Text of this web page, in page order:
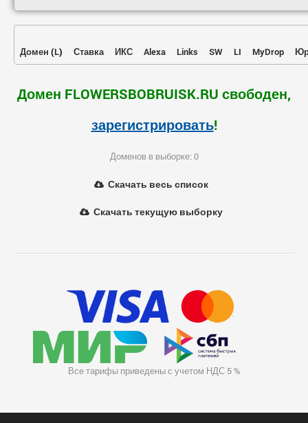
Домен (L) Ставка ИКС Alexa Links SW LI MyDrop
Домен FLOWERSBOBRUISK.RU свободен,
зарегистрировать!
Доменов в выборке: 0
Скачать весь список
Скачать текущую выборку
Все тарифы приведены с учетом НДС 5 %